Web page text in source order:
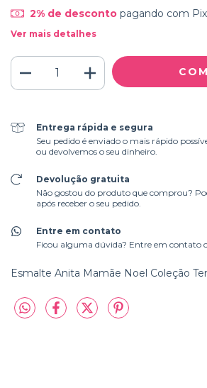
2% de descontopagando com Pix
Ver mais detalhes
Entrega rápida e segura
Seu pedido é enviado o mais rápido
ou devolvemos o seu dinheiro.
Devolução gratuita
Não gostou do produto que comprou?
após receber o seu pedido.
Entre em contato
Ficou alguma dúvida? Entre em contato
Esmalte Anita Mamãe Noel Coleção